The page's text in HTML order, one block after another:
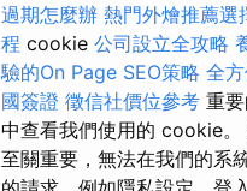
過期怎麼辦 熱門外燴推薦選
程 cookie 公司設立全攻略
驗的On Page SEO策略 全
國簽證 徵信社價位參考 重
中查看我們使用的 cookie
至關重要，無法在我們的系